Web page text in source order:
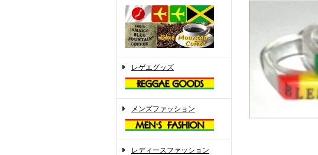
レゲエグッズ
メンズファッション
レディースファッション